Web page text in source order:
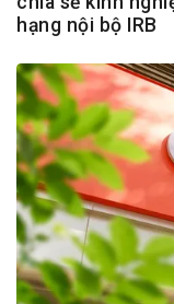
hạng nội bộ IRB